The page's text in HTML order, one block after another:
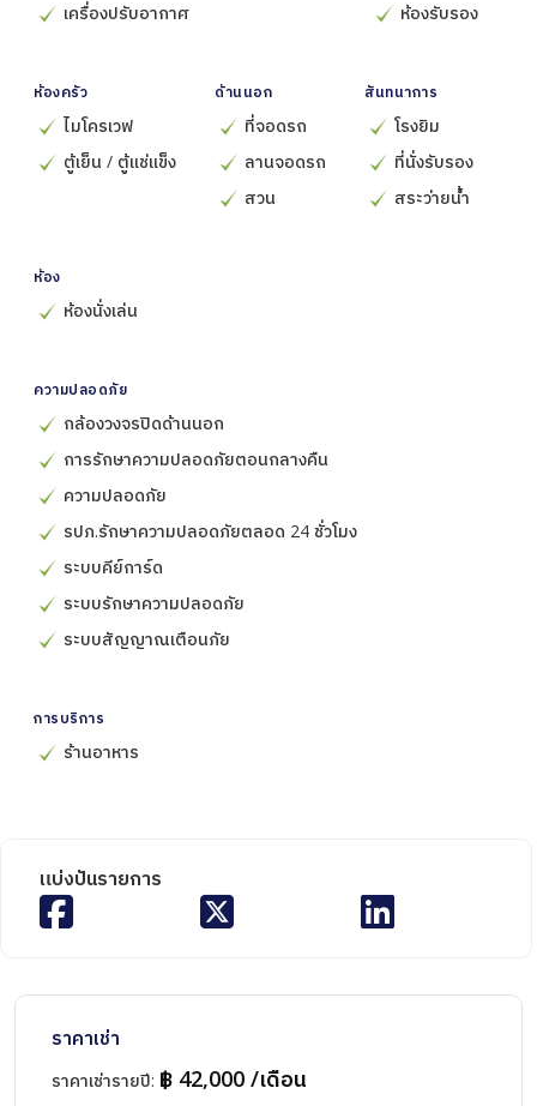
เครื่องปรับอากาศ
ห้องรับรอง
ห้องครัว
ไมโครเวฟ
ตู้เย็น / ตู้แช่แข็ง
ด้านนอก
ที่จอดรถ
ลานจอดรถ
สวน
สันทนาการ
โรงยิม
ที่นั่งรับรอง
สระว่ายน้ำ
ห้อง
ห้องนั่งเล่น
ความปลอดภัย
กล้องวงจรปิดด้านนอก
การรักษาความปลอดภัยตอนกลางคืน
ความปลอดภัย
รปภ.รักษาความปลอดภัยตลอด 24 ชั่วโมง
ระบบคีย์การ์ด
ระบบรักษาความปลอดภัย
ระบบสัญญาณเตือนภัย
การบริการ
ร้านอาหาร
แบ่งปันรายการ
ราคาเช่า
ราคาเช่ารายปี: ฿ 42,000 /เดือน